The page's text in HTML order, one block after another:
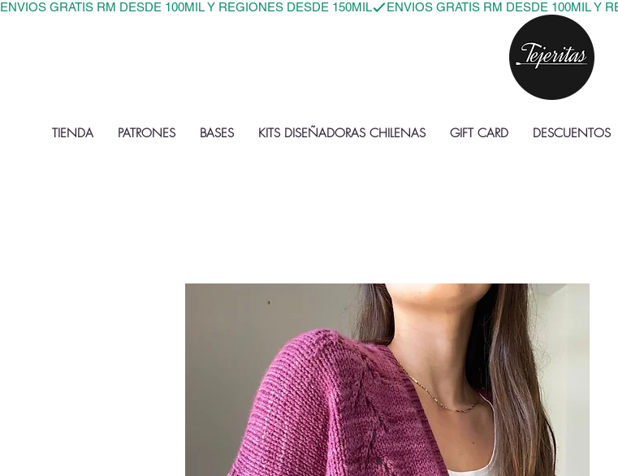
ENVIOS GRATIS RM DESDE 100MIL Y REGIONES DESDE 150MIL
TIENDA PATRONES BASES KITS DISEÑADORAS CHILENAS GIFT CARD DESCUENTOS